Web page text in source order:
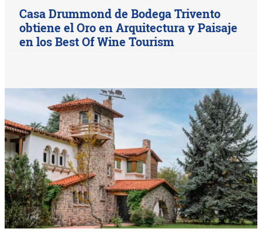
Casa Drummond de Bodega Trivento
obtiene el Oro en Arquitectura y Paisaje
en los Best Of Wine Tourism